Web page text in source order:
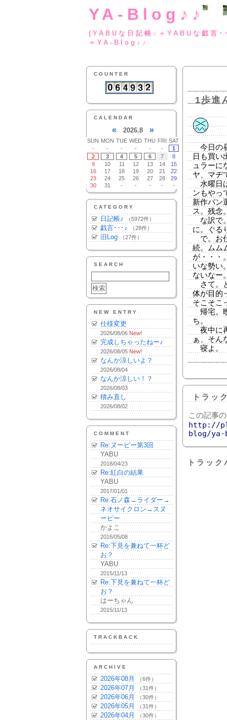
YA-Blog♪♪
(YABUな日記帳♪
＝YA-Blog♪♪
COUNTER
CALENDAR
« 2026.8 »
SUN MON TUE WED THU FRI SAT
-
- - - - -
1
2
3 4 5 6 7
8
9
10 11 12 13 14
15
16
17 18 19 20 21
22
23
24 25 26 27 28
29
30
31 - - - - -
CATEGORY
日記帳♪ （5972件）
戯言･･･♪ （28件）
旧Log （27件）
SEARCH
NEW ENTRY
仕様変更
2026/08/06 New!
完成しちゃったねー♪
2026/08/05 New!
なんか涼しいよ？
2026/08/04
なんか涼しい！？
2026/08/03
積み直し
2026/08/02
COMMENT
Re:ヌーピー第3回
YABU
2018/04/23
Re:紅白の結果
YABU
2017/01/01
Re:石ノ森→ライダー→
ネオサイクロン→スヌ
ーピー
かよこ
2016/05/08
Re:下見を兼ねて一杯ど
お？
YABU
2015/11/13
Re:下見を兼ねて一杯ど
お？
はーちゃん
2015/11/13
TRACKBACK
ARCHIVE
2026年08月 （6件）
2026年07月 （31件）
2026年06月 （30件）
2026年05月 （31件）
2026年04月 （30件）
1歩進
今日の
日も買い
ュラーに
ヤ、マヂ
水曜日
ンもやっ
新作パン
ス。残念
な訳で
に。ぐる
で。お
続。ムム
が・・・
いな勢い
ないなー
さて。
体が目的
そこそこ
帰宅。
ち。
夜中に
ぁ、そん
寝よ。
トラッ
この記事
http://
blog/ya-
トラッ